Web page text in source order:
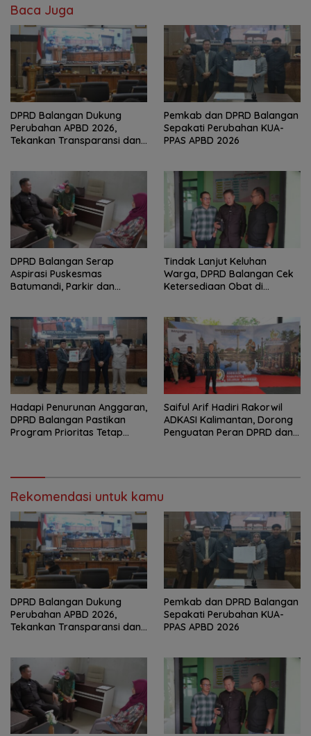
Baca Juga
DPRD Balangan Dukung
Perubahan APBD 2026,
Tekankan Transparansi dan
Pemkab dan DPRD Balangan
Sepakati Perubahan KUA-
PPAS APBD 2026
DPRD Balangan Serap
Aspirasi Puskesmas
Batumandi, Parkir dan
Tindak Lanjut Keluhan
Warga, DPRD Balangan Cek
Ketersediaan Obat di
Hadapi Penurunan Anggaran,
DPRD Balangan Pastikan
Program Prioritas Tetap
Saiful Arif Hadiri Rakorwil
ADKASI Kalimantan, Dorong
Penguatan Peran DPRD dan
Rekomendasi untuk kamu
DPRD Balangan Dukung
Perubahan APBD 2026,
Tekankan Transparansi dan
Pemkab dan DPRD Balangan
Sepakati Perubahan KUA-
PPAS APBD 2026